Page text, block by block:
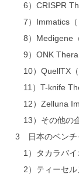
6）CRISPR
7）Immatics（
8）Medigene（
9）ONK
10）QuellTX（
11）T-knife
12）Zelluna
13）その他の
3 日本のベンチ
1）タカラバイ
2）ティーセル